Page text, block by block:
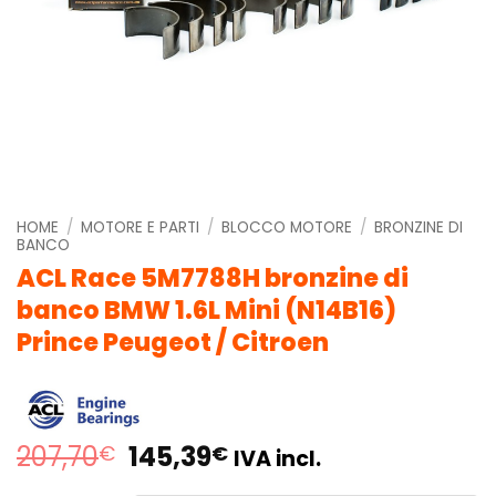
HOME / MOTORE E PARTI / BLOCCO MOTORE / BRONZINE DI
BANCO
ACL Race 5M7788H bronzine di
banco BMW 1.6L Mini (N14B16)
Prince Peugeot / Citroen
207,70€ Il
145,39€IlIVA incl.